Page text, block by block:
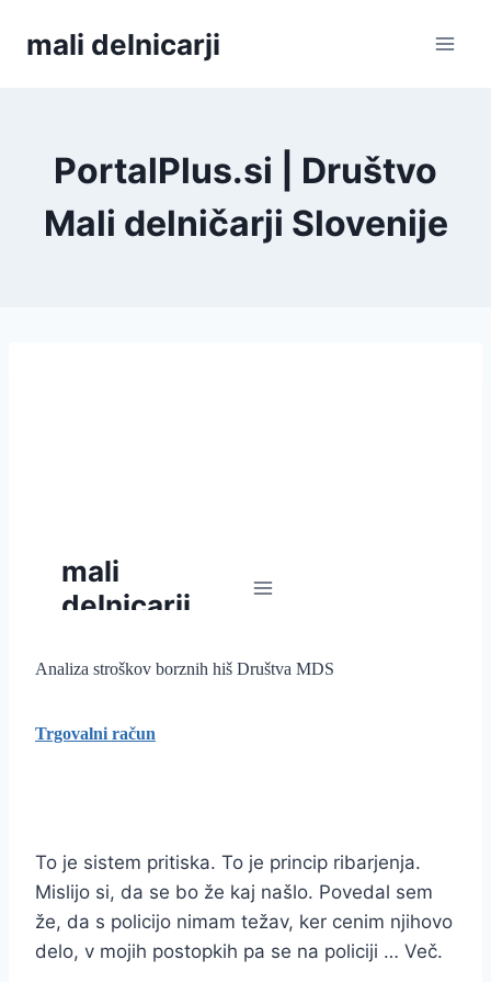
mali delnicarji
PortalPlus.si | Društvo
Mali delničarji Slovenije
Analiza stroškov borznih hiš Društva MDS
Trgovalni račun
To je sistem pritiska. To je princip ribarjenja.
Mislijo si, da se bo že kaj našlo. Povedal sem
že, da s policijo nimam težav, ker cenim njihovo
delo, v mojih postopkih pa se na policiji … Več.